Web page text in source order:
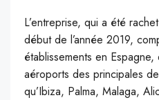
L’entreprise, qui a été
début de l’année 2019,
établissements en
aéroports des principales
qu’Ibiza, Palma, Malaga,